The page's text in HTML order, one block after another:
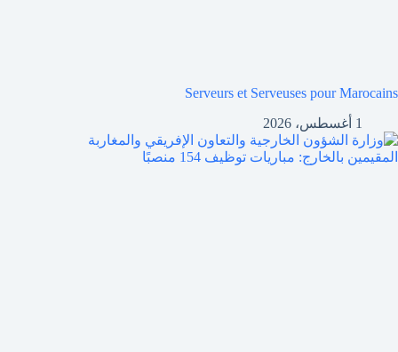
Serveurs et Serveuses pour Marocains
1 أغسطس، 2026